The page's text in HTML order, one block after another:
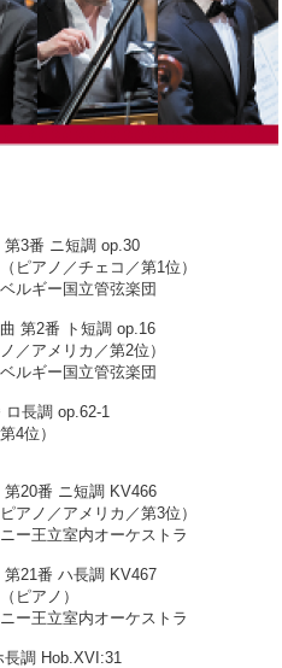
3番 ニ短調 op.30
ピアノ／チェコ／第1位）
ルギー国立管弦楽団
第2番 ト短調 op.16
／アメリカ／第2位）
ルギー国立管弦楽団
ロ長調 op.62-1
4位）
20番 ニ短調 KV466
アノ／アメリカ／第3位）
ー王立室内オーケストラ
21番 ハ長調 KV467
ピアノ）
ー王立室内オーケストラ
長調 Hob.XVI:31